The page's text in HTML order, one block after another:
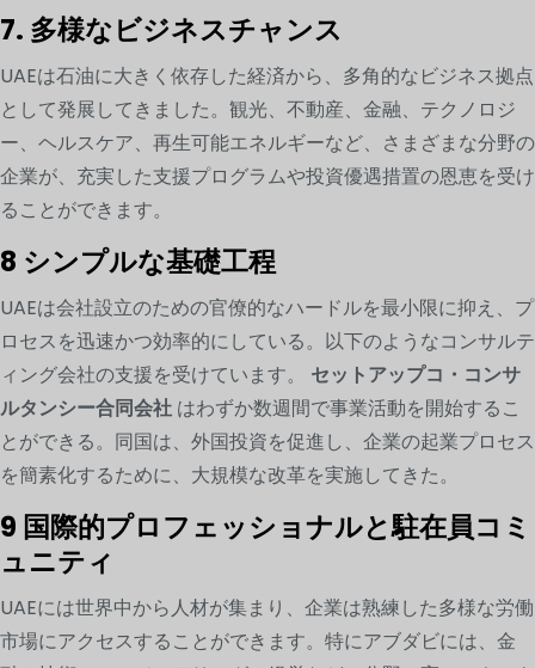
7. 多様なビジネスチャンス
UAEは石油に大きく依存した経済から、多角的なビジネス拠点
として発展してきました。観光、不動産、金融、テクノロジ
ー、ヘルスケア、再生可能エネルギーなど、さまざまな分野の
企業が、充実した支援プログラムや投資優遇措置の恩恵を受け
ることができます。
8 シンプルな基礎工程
UAEは会社設立のための官僚的なハードルを最小限に抑え、プ
ロセスを迅速かつ効率的にしている。以下のようなコンサルテ
ィング会社の支援を受けています。 セットアップコ・コンサ
ルタンシー合同会社 はわずか数週間で事業活動を開始するこ
とができる。同国は、外国投資を促進し、企業の起業プロセス
を簡素化するために、大規模な改革を実施してきた。
9 国際的プロフェッショナルと駐在員コミ
ュニティ
UAEには世界中から人材が集まり、企業は熟練した多様な労働
市場にアクセスすることができます。特にアブダビには、金